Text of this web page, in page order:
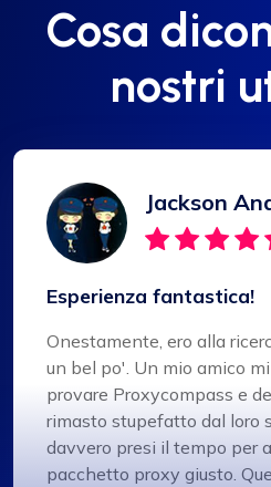
Cosa
nostri
Jackson
Esperienza fantastica!
Onestamente, ero alla
un bel po'. Un mio amico
provare Proxycompass e
rimasto stupefatto dal loro
davvero presi il tempo per
pacchetto proxy giusto.